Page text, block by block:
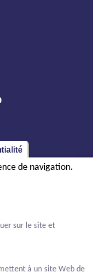
de navigation.
sur le site et
à un site Web de